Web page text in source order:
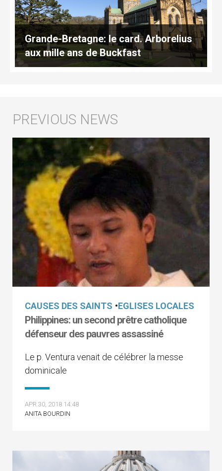
Grande-Bretagne: le card. Arborelius
aux mille ans de Buckfast
CAUSES DES SAINTS •EGLISES LOCALES
Philippines: un second prêtre catholique
défenseur des pauvres assassiné
Le p. Ventura venait de célébrer la messe
dominicale
APR 30, 2018 14:48
ANITA BOURDIN